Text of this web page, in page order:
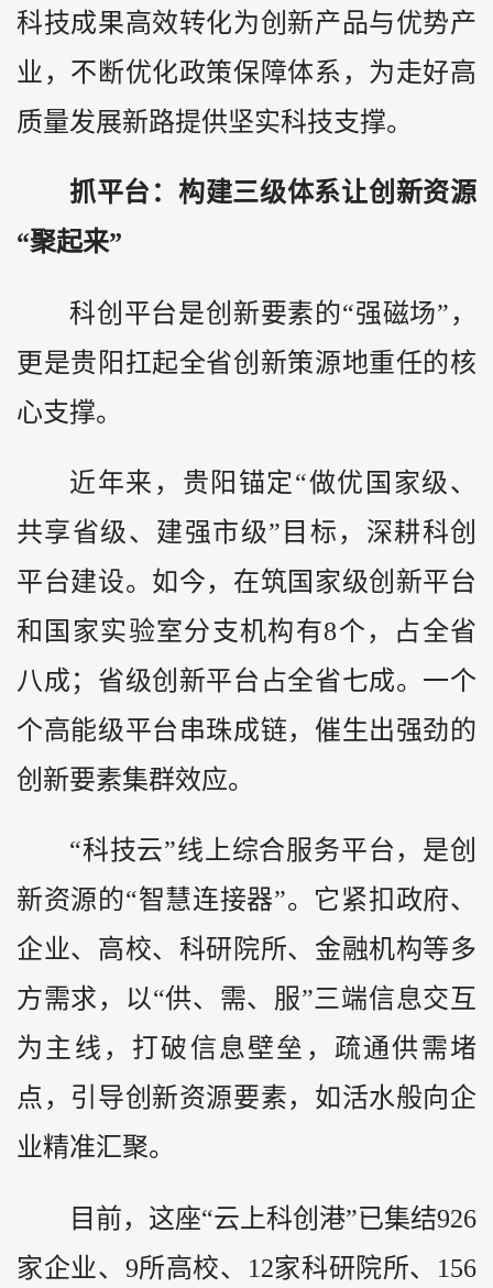
科技成果高效转化为创新产品与优势产
业，不断优化政策保障体系，为走好高
质量发展新路提供坚实科技支撑。
抓平台：构建三级体系让创新资源
“聚起来”
科创平台是创新要素的“强磁场”，
更是贵阳扛起全省创新策源地重任的核
心支撑。
近年来，贵阳锚定“做优国家级、
共享省级、建强市级”目标，深耕科创
平台建设。如今，在筑国家级创新平台
和国家实验室分支机构有8个，占全省
八成；省级创新平台占全省七成。一个
个高能级平台串珠成链，催生出强劲的
创新要素集群效应。
“科技云”线上综合服务平台，是创
新资源的“智慧连接器”。它紧扣政府、
企业、高校、科研院所、金融机构等多
方需求，以“供、需、服”三端信息交互
为主线，打破信息壁垒，疏通供需堵
点，引导创新资源要素，如活水般向企
业精准汇聚。
目前，这座“云上科创港”已集结926
家企业、9所高校、12家科研院所、156